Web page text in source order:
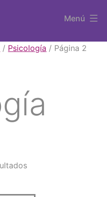
Menú
/ Psicología / Página 2